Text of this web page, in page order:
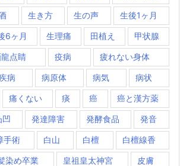
生き方 生の声 生後1ヶ月
6ヶ月 生理痛 田植え 甲状腺
点睛 疫病 疲れない身体
病 病原体 病気 病状
痛くない 痰 癌 癌と漢方薬
凹 発達障害 発酵食品 発音
手術 白山 白檀 白檀線香
染め卒業 皇祖皇太神宮 皮膚